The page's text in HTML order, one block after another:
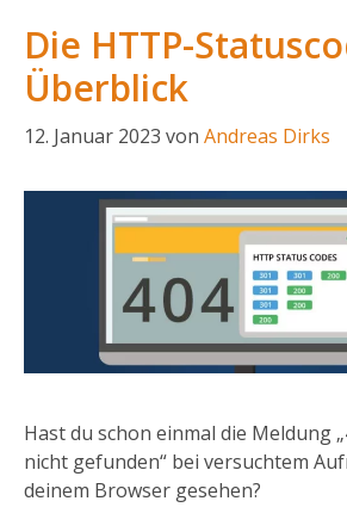
Die HTTP-
Überblick
12. Januar 2023 von Andreas Dirks
Hast du schon einmal die Meldung
nicht gefunden“ bei versuchtem
deinem Browser gesehen?